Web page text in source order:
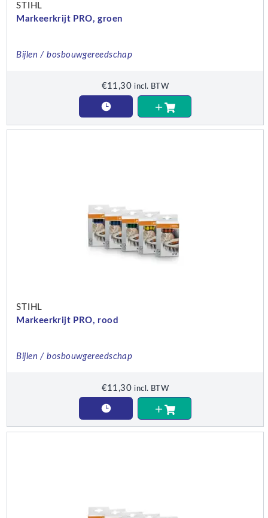
STIHL
Markeerkrijt PRO, groen
Bijlen / bosbouwgereedschap
€11,30 incl. BTW
STIHL
Markeerkrijt PRO, rood
Bijlen / bosbouwgereedschap
€11,30 incl. BTW